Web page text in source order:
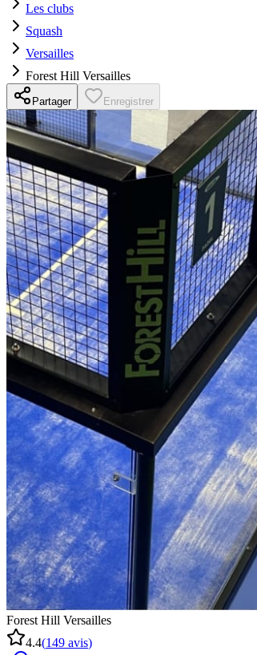
Les clubs
Squash
Versailles
Forest Hill Versailles
Partager Enregistrer
Forest Hill Versailles
4.4(149 avis)